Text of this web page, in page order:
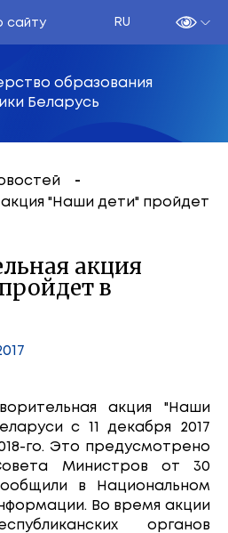
RU
образования
Беларусь
акция "Наши дети" пройдет
акция
в
акция "Наши
с 11 декабря 2017
го. Это предусмотрено
Министров от 30
в Национальном
Во время акции
органов